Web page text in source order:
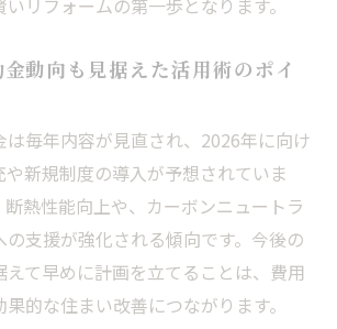
リフォームの第一歩となります。
動向も見据えた活用術のポイ
は毎年内容が見直され、2026年に向け
新規制度の導入が予想されていま
断熱性能向上や、カーボンニュートラ
支援が強化される傾向です。今後の
て早めに計画を立てることは、費用
的な住まい改善につながります。